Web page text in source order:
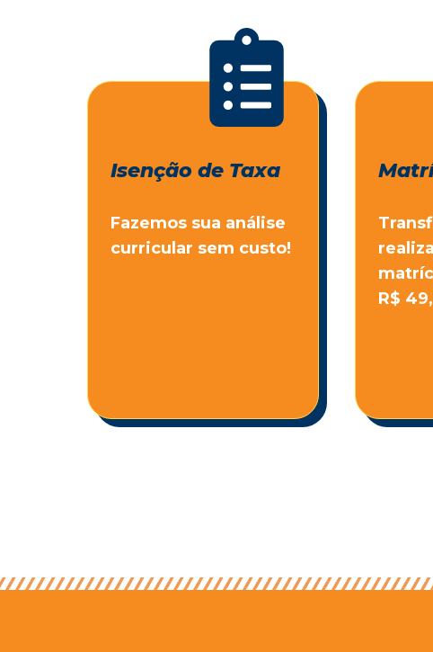
Isenção de Taxa
Fazemos sua análise
curricular sem custo!
R$